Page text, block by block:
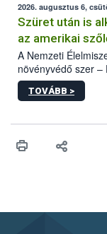
az intenzív
hatósággal is
2026. augusztus 6,
Szüret után is
az amerikai
A Nemzeti
növényvédő szer –
engedélyokiratát
egészen a
érésű szőlőkben is
felhasználók
TOVÁBB >